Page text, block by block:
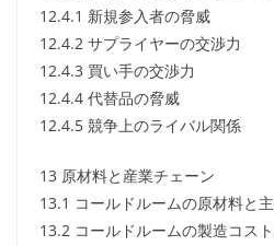
12.4.1 新規参入者の脅威
12.4.2 サプライヤーの交渉力
12.4.3 買い手の交渉力
12.4.4 代替品の脅威
12.4.5 競争上のライバル関係
13 原材料と産業チェーン
13.1 コールドルームの原材料と
13.2 コールドルームの製造コス